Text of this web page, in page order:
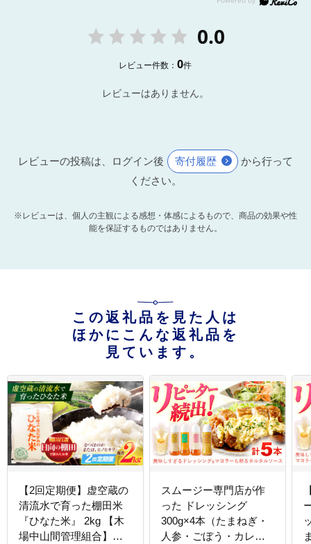
0.0
レビュー件数：0件
レビューはありません。
レビューの投稿は、ログイン後 寄付履歴
から行って
ください。
※レビューは、個人の主観による感想・体感によるもので、商品の効果や性
能を保証するものではありません。
この返礼品を見た人は
ほかにこんな返礼品を
見ています。
【2回定期便】虚空蔵の
清流水で育った棚田米
『ひなた米』 2kg 【木
場中山間管理組合】
スムージー専門店が作
った ドレッシング
300g×4本（たまねぎ・
人参・ごぼう・カレ